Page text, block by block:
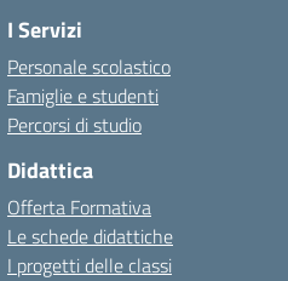
I Servizi
Personale scolastico
Famiglie e studenti
Percorsi di studio
Didattica
Offerta Formativa
Le schede didattiche
I progetti delle classi